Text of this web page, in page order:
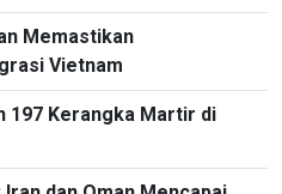
Memastikan
Vietnam
197 Kerangka Martir di